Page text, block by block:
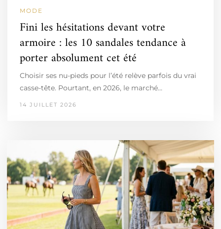
MODE
Fini les hésitations devant votre
armoire : les 10 sandales tendance à
porter absolument cet été
Choisir ses nu-pieds pour l’été relève parfois du vrai
casse-tête. Pourtant, en 2026, le marché…
14 JUILLET 2026